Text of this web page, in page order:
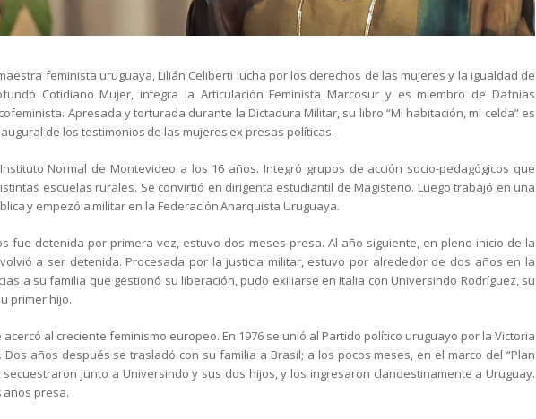
feminista uruguaya, Lilián Celiberti lucha por los derechos de las mujeres y la igualdad de
Cotidiano Mujer, integra la Articulación Feminista Marcosur y es miembro de Dafnias
Apresada y torturada durante la Dictadura Militar, su libro “Mi habitación, mi celda” es
de los testimonios de las mujeres ex presas políticas.
Normal de Montevideo a los 16 años. Integró grupos de acción socio-pedagógicos que
escuelas rurales. Se convirtió en dirigenta estudiantil de Magisterio. Luego trabajó en una
y empezó a militar en la Federación Anarquista Uruguaya.
fue detenida por primera vez, estuvo dos meses presa. Al año siguiente, en pleno inicio de la
a ser detenida. Procesada por la justicia militar, estuvo por alrededor de dos años en la
a su familia que gestionó su liberación, pudo exiliarse en Italia con Universindo Rodríguez, su
primer hijo.
acercó al creciente feminismo europeo. En 1976 se unió al Partido político uruguayo por la Victoria
Dos años después se trasladó con su familia a Brasil; a los pocos meses, en el marco del “Plan
secuestraron junto a Universindo y sus dos hijos, y los ingresaron clandestinamente a Uruguay.
años presa.